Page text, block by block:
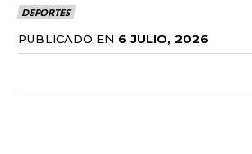
DEPORTES
PUBLICADO EN 6 JULIO, 2026